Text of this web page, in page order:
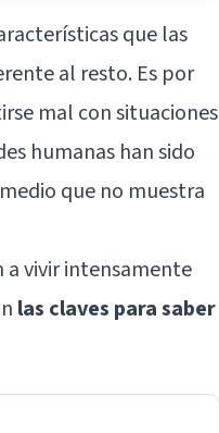
que las
al resto. Es por
mal con situaciones
humanas han sido
que no muestra
a vivir intensamente
las claves para saber